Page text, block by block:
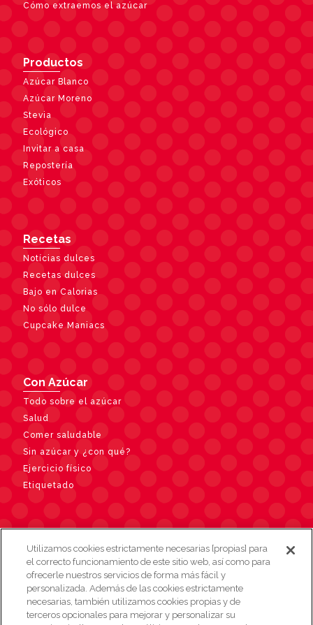
Cómo extraemos el azúcar
Productos
Azúcar Blanco
Azúcar Moreno
Stevia
Ecológico
Invitar a casa
Repostería
Exóticos
Recetas
Notícias dulces
Recetas dulces
Bajo en Calorias
No sólo dulce
Cupcake Maniacs
Con Azúcar
Todo sobre el azúcar
Salud
Comer saludable
Sin azúcar y ¿con qué?
Ejercicio físico
Etiquetado
Contacto
Utilizamos cookies estrictamente necesarias [propias] para
el correcto funcionamiento de este sitio web, así como para
ofrecerle nuestros servicios de forma más fácil y
personalizada. Además de las cookies estrictamente
necesarias, también utilizamos cookies propias y de
terceros opcionales para mejorar y personalizar su